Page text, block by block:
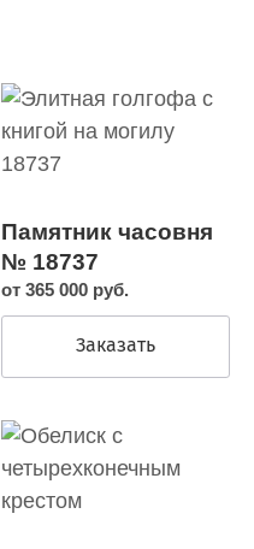
Памятник часовня
№ 18737
от 365 000 руб.
Заказать